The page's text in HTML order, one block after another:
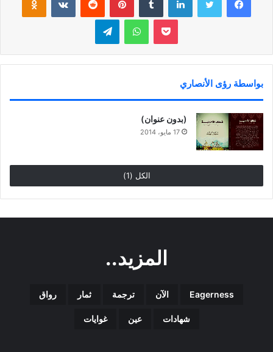
بوكيت واتساب تيلقرام
بواسطة رؤى الأنصاري
(بدون عنوان)
17 مايو، 2014
الكل (1)
المزيد..
Eagerness الآن ترجمة ثمار رواق
شهادات عين غوايات